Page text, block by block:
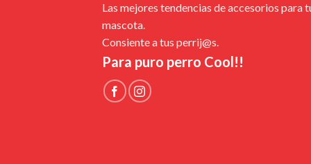
Las mejores tendencias de accesorios para
mascota.
Consiente a tus perrij@s.
Para puro perro Cool!!